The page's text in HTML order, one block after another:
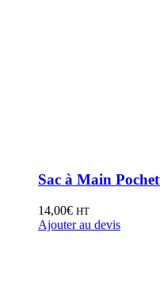
Sac à Main
14,00€ HT
Ajouter au devis